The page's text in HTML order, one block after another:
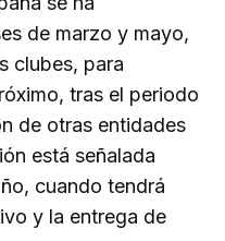
de marzo y mayo,
clubes, para
tras el periodo
de otras entidades
está señalada
cuando tendrá
y la entrega de